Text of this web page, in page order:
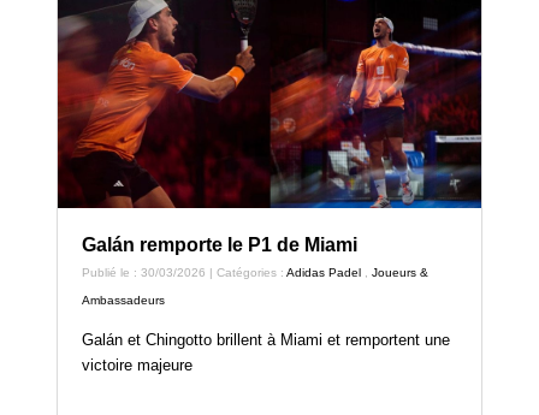
Galán remporte le P1 de Miami
Publié le : 30/03/2026 | Catégories :Adidas Padel ,Joueurs &
Ambassadeurs
Galán et Chingotto brillent à Miami et remportent une
victoire majeure